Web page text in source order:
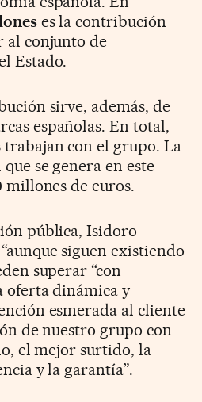
es la contribución
al conjunto de
Estado.
sirve, además, de
españolas. En total,
trabajan con el grupo. La
se genera en este
millones de euros.
pública, Isidoro
siguen existiendo
superar “con
oferta dinámica y
esmerada al cliente
de nuestro grupo con
el mejor surtido, la
y la garantía”.